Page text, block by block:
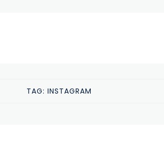
TAG: INSTAGRAM